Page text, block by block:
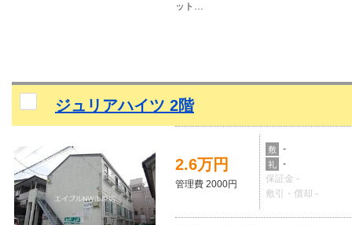
ット…
ジュリアハイツ 2階
2.6万円
管理費 2000円
敷 -
礼
-
保証金 -
敷引・償却 -